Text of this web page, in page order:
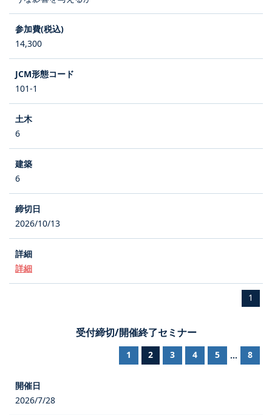
14,300
101-1
6
6
2026/10/13
詳細
1
受付締切/開催終了セミナー
1 2 3 4 5 ... 8
2026/7/28